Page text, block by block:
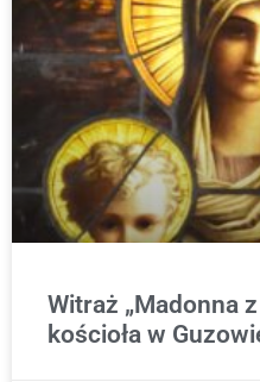
Witraż „Madonna
kościoła w